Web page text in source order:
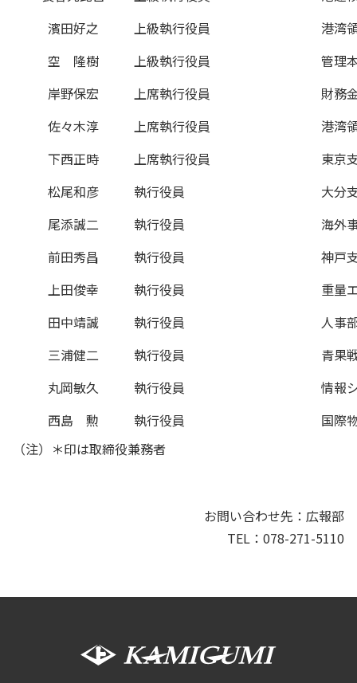
濱田好之
上級執行役員
港湾
空 隆樹
上級執行役員
管理
岸野保宏
上席執行役員
財務
佐々木淳
上席執行役員
港湾
下西正時
上席執行役員
東京
松尾和彦
執行役員
大分
尾添誠二
執行役員
海外
前田秀昌
執行役員
神戸
上田俊幸
執行役員
重量
田中靖誠
執行役員
人事
三浦健二
執行役員
青果
丸岡敏久
執行役員
情報
西島 勲
執行役員
国際
（注）＊印は取締役兼務者
お問い合わせ先：広報部
TEL：078-271-5110